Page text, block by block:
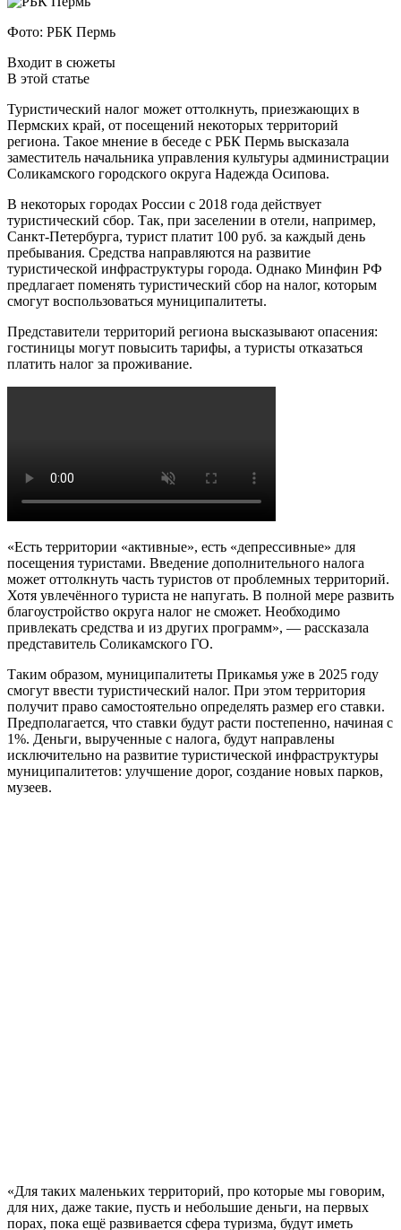
Фото: РБК Пермь
Входит в сюжеты
В этой статье
Туристический налог может оттолкнуть, приезжающих в
Пермских край, от посещений некоторых территорий
региона. Такое мнение в беседе с РБК Пермь высказала
заместитель начальника управления культуры администрации
Соликамского городского округа Надежда Осипова.
В некоторых городах России с 2018 года действует
туристический сбор. Так, при заселении в отели, например,
Санкт-Петербурга, турист платит 100 руб. за каждый день
пребывания. Средства направляются на развитие
туристической инфраструктуры города. Однако Минфин РФ
предлагает поменять туристический сбор на налог, которым
смогут воспользоваться муниципалитеты.
Представители территорий региона высказывают опасения:
гостиницы могут повысить тарифы, а туристы отказаться
платить налог за проживание.
«Есть территории «активные», есть «депрессивные» для
посещения туристами. Введение дополнительного налога
может оттолкнуть часть туристов от проблемных территорий.
Хотя увлечённого туриста не напугать. В полной мере развить
благоустройство округа налог не сможет. Необходимо
привлекать средства и из других программ», — рассказала
представитель Соликамского ГО.
Таким образом, муниципалитеты Прикамья уже в 2025 году
смогут ввести туристический налог. При этом территория
получит право самостоятельно определять размер его ставки.
Предполагается, что ставки будут расти постепенно, начиная с
1%. Деньги, вырученные с налога, будут направлены
исключительно на развитие туристической инфраструктуры
муниципалитетов: улучшение дорог, создание новых парков,
музеев.
«Для таких маленьких территорий, про которые мы говорим,
для них, даже такие, пусть и небольшие деньги, на первых
порах, пока ещё развивается сфера туризма, будут иметь